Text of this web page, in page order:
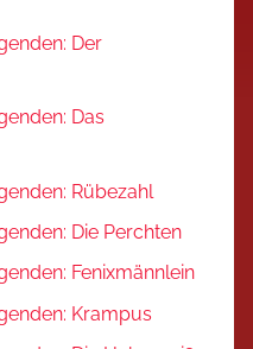
Der
Das
Rübezahl
Die Perchten
Fenixmännlein
Krampus